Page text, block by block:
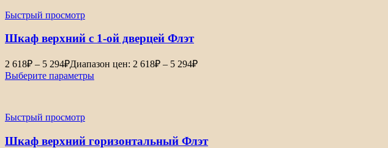
Быстрый просмотр
Шкаф верхний с 1-ой дверцей Флэт
2 618₽ – 5 294₽Диапазон цен: 2 618₽ – 5 294₽
Выберите параметры
Быстрый просмотр
Шкаф верхний горизонтальный Флэт